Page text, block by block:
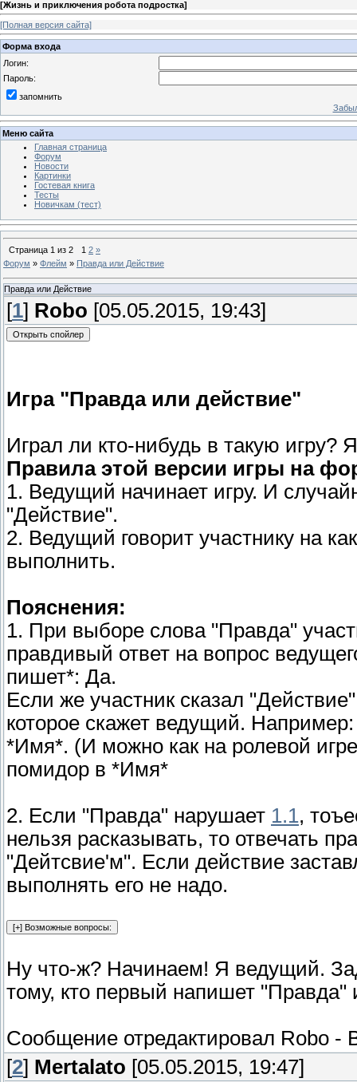
[Жизнь и приключения робота подростка]
[Полная версия сайта]
Форма входа
Логин:
Пароль:
запомнить
Меню сайта
Главная страница
Форум
Новости
Картинки
Гостевая книга
Тесты
Новичкам (тест)
Страница 1 из 2 1 2 »
Форум » Флейм » Правда или Действие
Правда или Действие
[1] Robo [05.05.2015, 19:43]
Игра "Правда или действие"
Играл ли кто-нибудь в такую игру?
Правила этой версии игры на
1. Ведущий начинает игру. И
"Действие".
2. Ведущий говорит участнику на
выполнить.
Пояснения:
1. При выборе слова "Правда"
правдивый ответ на вопрос
пишет*: Да.
Если же участник сказал
которое скажет ведущий.
*Имя*. (И можно как на ролевой
помидор в *Имя*
2. Если "Правда" нарушает 1.1,
нельзя расказывать, то отвечать
"Дейтсвие'м". Если действие
выполнять его не надо.
Ну что-ж? Начинаем! Я ведущий.
тому, кто первый напишет "Правда"
Сообщение отредактировал Robo -
[2] Mertalato [05.05.2015, 19:47]